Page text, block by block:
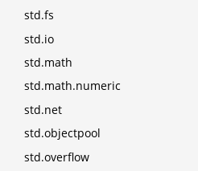
std.fs
std.io
std.math
std.math.numeric
std.net
std.objectpool
std.overflow